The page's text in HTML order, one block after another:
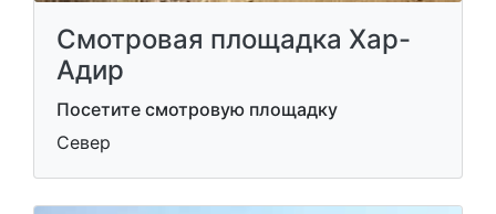
Смотровая площадка Хар-
Адир
Посетите смотровую площадку
Север